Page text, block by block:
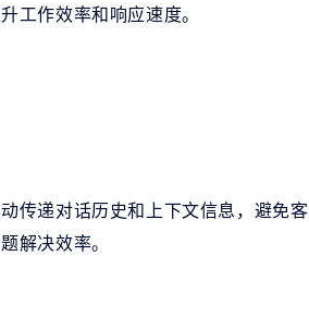
工作效率和响应速度。
传递对话历史和上下文信息，避免客
解决效率。